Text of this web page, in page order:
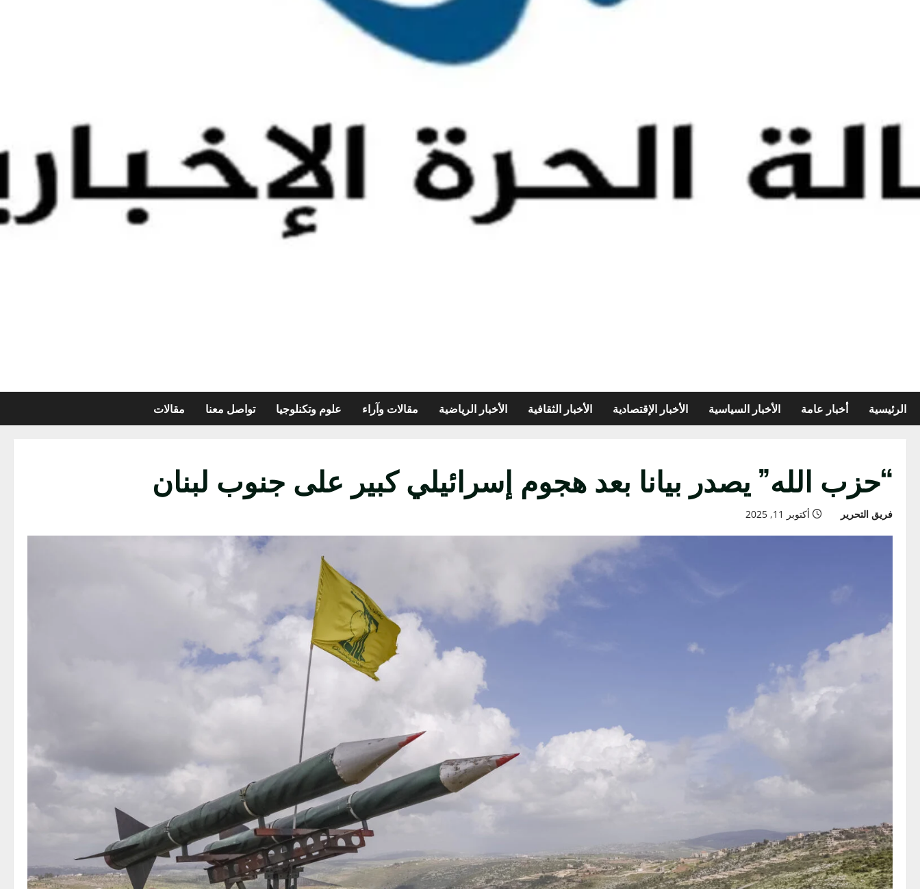
الرئيسية أخبار عامة الأخبار السياسية الأخبار الإقتصادية الأخبار الثقافية الأخبار الرياضية مقالات وآراء علوم وتكنلوجيا تواصل معنا مقالات
“حزب الله” يصدر بيانا بعد هجوم إسرائيلي كبير على جنوب لبنان
فريق التحرير أكتوبر 11, 2025